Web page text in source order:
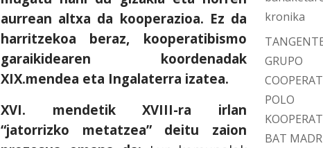
aurrean altxa da kooperazioa. Ez da
harritzekoa beraz, kooperatibismo
garaikidearen koordenadak
XIX.mendea eta Ingalaterra izatea.
XVI. mendetik XVIII-ra irlan
“jatorrizko metatzea” deitu zaion
kronika
GRUPO
POLO
BAT